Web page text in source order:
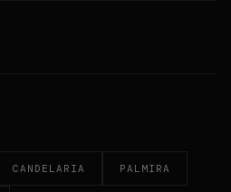
CANDELARIA PALMIRA